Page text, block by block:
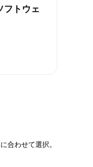
トウェ
合わせて選択。